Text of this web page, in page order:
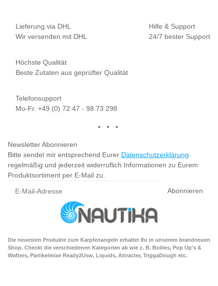
Lieferung via DHL
Wir versenden mit DHL
Hilfe & Support
24/7 bester Support
Höchste Qualität
Beste Zutaten aus geprüfter Qualität
Telefonsupport
Mo-Fr. +49 (0) 72 47 - 98 73 298
Newsletter Abonnieren
Bitte sendet mir entsprechend Eurer Datenschutzerklärung
regelmäßig und jederzeit widerruflich Informationen zu Eurem
Produktsortiment per E-Mail zu.
Abonnieren
Die neuesten Produkte zum Karpfenangeln erhaltet Ihr in unserem brandneuen
Shop. Checkt die verschiedenen Kategorien ab wie z. B. Boilies, Pop Up's &
Wafters, Partikelmixe Ready2Usw, Liquids, Attracter, TriggaDough etc.